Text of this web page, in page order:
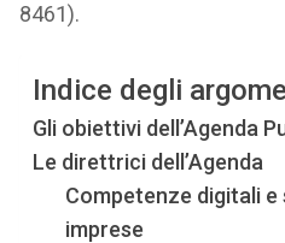
8461).
Indice degli
Gli obiettivi dell’Agenda
Le direttrici dell’Agenda
Competenze digitali e
imprese